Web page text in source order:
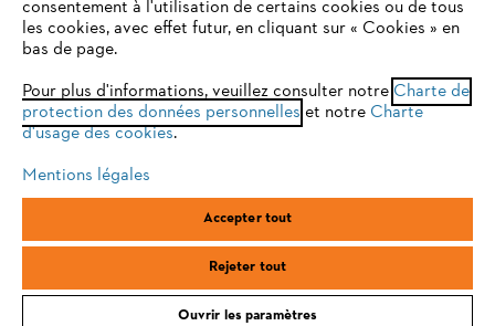
Conditions Générales de Vente
Mentions légales Cookies
Conditions de garantie
ANDREAS STIHL SAS, 1 rue des Epinettes, ZI Nord de Torcy, 77200
Vous utilisez un navigateur Internet que nous ne prenons plus
en charge, et certaines fonctionnalités de notre site ne
peuvent fonctionner correctement. Pour une utilisation
optimale de notre site, nous vous recommandons de passer à
l'un des navigateurs suivants :
firefox chrome
consentement à l'utilisation de certains cookies ou de tous
les cookies, avec effet futur, en cliquant sur « Cookies » en
bas de page.
Pour plus d'informations, veuillez consulter notre Charte de
protection des données personnelles et notre Charte
d'usage des cookies.
Mentions légales
Accepter tout
Rejeter tout
Ouvrir les paramètres